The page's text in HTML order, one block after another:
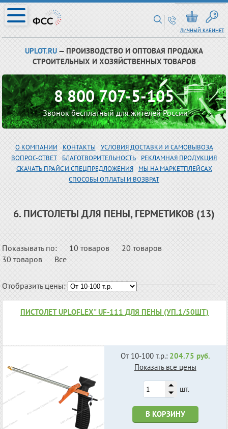
ЛИЧНЫЙ КАБИНЕТ
UPLOT.RU — ПРОИЗВОДСТВО И ОПТОВАЯ ПРОДАЖА
СТРОИТЕЛЬНЫХ И ХОЗЯЙСТВЕННЫХ ТОВАРОВ
8 800 707-5-105
Звонок бесплатный для жителей России
О КОМПАНИИ КОНТАКТЫ
УСЛОВИЯ ДОСТАВКИ И САМОВЫВОЗА
ВОПРОС-ОТВЕТ
БЛАГОТВОРИТЕЛЬНОСТЬ
РЕКЛАМНАЯ ПРОДУКЦИЯ
СКАЧАТЬ ПРАЙС И СПЕЦПРЕДЛОЖЕНИЯ
МЫ НА МАРКЕТПЛЕЙСАХ
СПОСОБЫ ОПЛАТЫ И ВОЗВРАТ
6. ПИСТОЛЕТЫ ДЛЯ ПЕНЫ, ГЕРМЕТИКОВ (13)
Показывать по: 10 товаров
20 товаров
30 товаров
Все
Отобразить цены:
ПИСТОЛЕТ UPLOFLEX" UF-111 ДЛЯ ПЕНЫ (УП.1/50ШТ)
От 10-100 т.р.: 204.75 руб.
Показать все цены
шт.
В КОРЗИНУ